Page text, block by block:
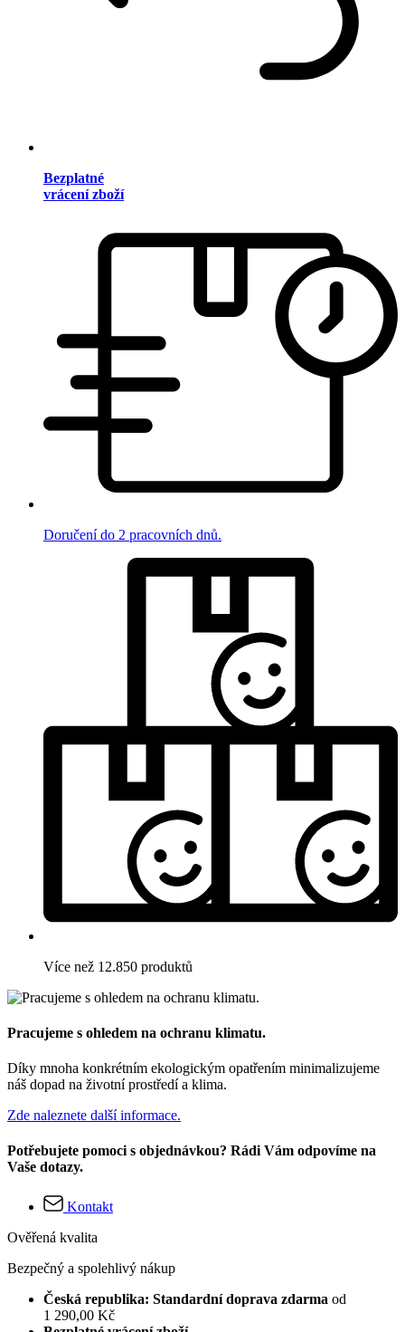
Bezplatné
vrácení zboží
Doručení do 2 pracovních dnů.
Více než 12.850 produktů
Pracujeme s ohledem na ochranu klimatu.
Díky mnoha konkrétním ekologickým opatřením minimalizujeme
náš dopad na životní prostředí a klima.
Zde naleznete další informace.
Potřebujete pomoci s objednávkou? Rádi Vám odpovíme na
Vaše dotazy.
Kontakt
Ověřená kvalita
Bezpečný a spolehlivý nákup
Česká republika: Standardní doprava zdarma od
1 290,00 Kč